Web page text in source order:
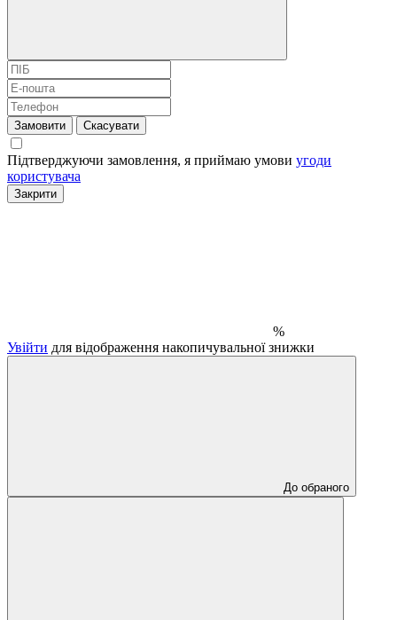
Замовити Скасувати
Підтверджуючи замовлення, я приймаю умови угоди
користувача
Закрити
%
Увійти для відображення накопичувальної знижки
До обраного